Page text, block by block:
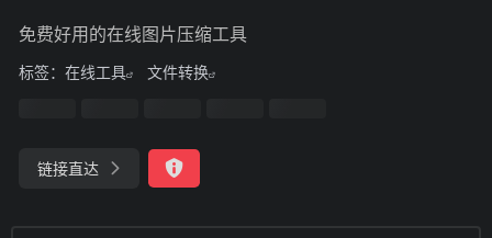
免费好用的在线图片压缩工具
标签： 在线工具 文件转换
链接直达